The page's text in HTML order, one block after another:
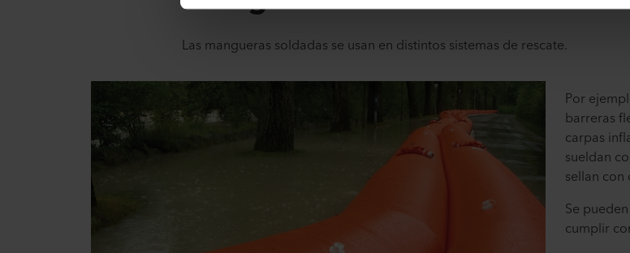
Las mangueras soldadas se usan en distintos sistemas de rescate.
Por
barreras
carpas
sueldan
sellan
Se
cumplir